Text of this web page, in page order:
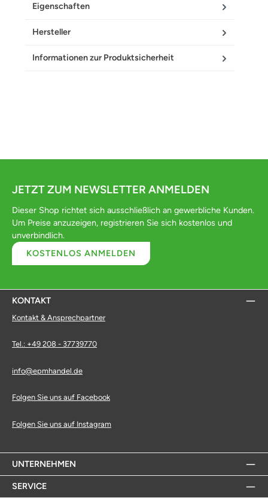
Eigenschaften
Hersteller
Informationen zur Produktsicherheit
JETZT ZUM NEWSLETTER ANMELDEN
Dieser Shop richtet sich ausschließlich an gewerbliche Kunden.
Um Preise anzuzeigen, registrieren Sie sich kostenlos und
unverbindlich.
KOSTENLOS ANMELDEN
KONTAKT
Kontakt & Ansprechpartner
Tel.: +49 208 - 37739770
info@epmhandel.de
Folgen Sie uns auf Facebook
Folgen Sie uns auf Instagram
UNTERNEHMEN
SERVICE